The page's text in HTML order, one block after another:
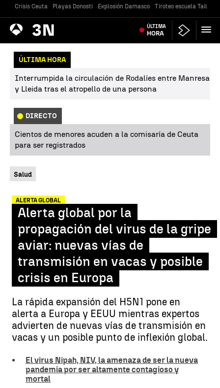
Crisis Ceuta Playas Donosti Explosión Damasco Tiroteo escuela
Antena
3 Noticias ÚLTIMA
HORA
ÚLTIMA HORA
Interrumpida la circulación de Rodalíes entre Manresa
y Lleida tras el atropello de una persona
DIRECTO
Cientos de menores acuden a la comisaría de Ceuta
para ser registrados
Salud
ALERTA GLOBAL
Alerta global por la
propagación del virus de la gripe
aviar: nuevas vías de
transmisión en vacas y posible
crisis en Europa
La rápida expansión del H5N1 pone en
alerta a Europa y EEUU mientras expertos
advierten de nuevas vías de transmisión en
vacas y un posible punto de inflexión global.
El virus Nipah, NIV, la amenaza de ser la nueva
pandemia por ser altamente contagioso y
mortal